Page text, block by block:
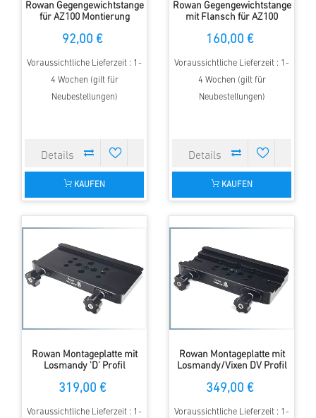
Rowan Gegengewichtstange
für AZ100 Montierung
92,00 €
Voraussichtliche Lieferzeit : 1-
4 Wochen (gilt für
Neubestellungen)
KAUFEN
Rowan Gegengewichtstange
mit Flansch für AZ100
160,00 €
Voraussichtliche Lieferzeit : 1-
4 Wochen (gilt für
Neubestellungen)
KAUFEN
Rowan Montageplatte mit
Losmandy 'D' Profil
319,00 €
Voraussichtliche Lieferzeit : 1-
Rowan Montageplatte mit
Losmandy/Vixen DV Profil
349,00 €
Voraussichtliche Lieferzeit : 1-